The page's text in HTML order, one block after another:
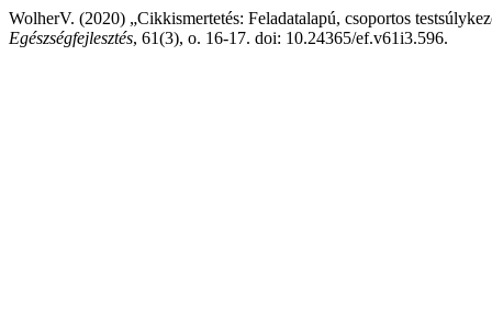
WolherV. (2020) „Cikkismertetés: Feladatalapú, csoportos
Egészségfejlesztés, 61(3), o. 16-17. doi: 10.24365/ef.v61i3.596.